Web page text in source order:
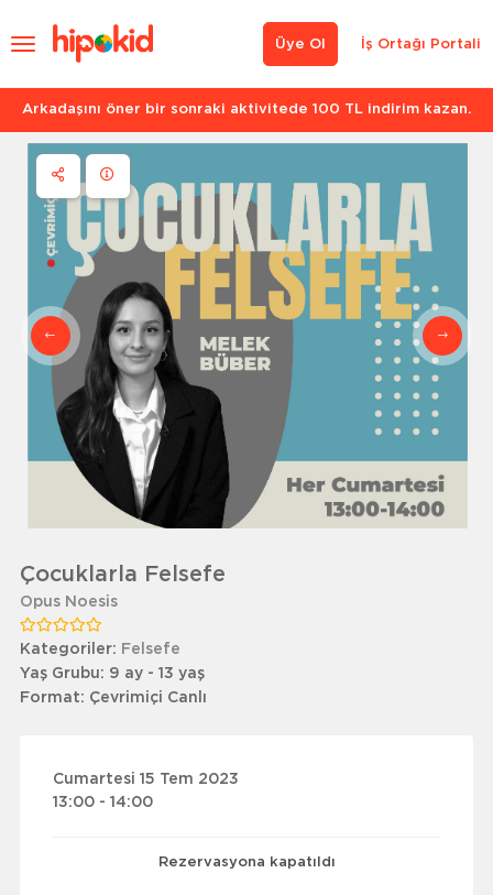
İş Ortağı Portali
Üye Ol
Arkadaşını öner bir sonraki aktivitede 100 TL indirim kazan.
Çocuklarla Felsefe
Opus Noesis
Kategoriler: Felsefe
Yaş Grubu: 9 ay - 13 yaş
Format: Çevrimiçi Canlı
Cumartesi 15 Tem 2023
13:00 - 14:00
Rezervasyona kapatıldı